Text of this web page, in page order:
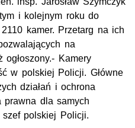
i kolejnym roku do
kamer. Przetarg na ich
na
Kamery
w polskiej Policji. Główne
działań i ochrona
prawna dla samych
szef polskiej Policji.